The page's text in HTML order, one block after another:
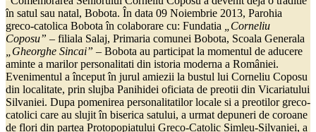
în satul sau natal, Bobota. În data 09 Noiembrie 2013, Parohia
greco-catolica Bobota în colaborare cu: Fundatia
„Corneliu
Coposu” – filiala Salaj, Primaria comunei Bobota, Scoala Generala
„Gheorghe Sincai” – Bobota au participat la momentul de aducere
aminte a marilor personalitati din istoria moderna a României.
Evenimentul a început în jurul amiezii la bustul lui Corneliu Coposu
din localitate, prin slujba Panihidei oficiata de preotii din Vicariatului
Silvaniei. Dupa pomenirea personalitatilor locale si a preotilor greco-
catolici care au slujit în biserica satului, a urmat depuneri de coroane
de flori din partea Protopopiatului Greco-Catolic Simleu-Silvaniei, a